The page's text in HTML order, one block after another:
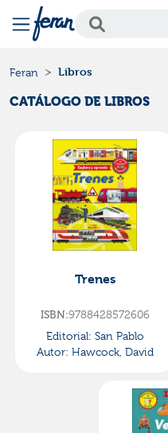
Feran Libros
CATÁLOGO DE LIBROS
Trenes
ISBN:9788428572606
Editorial: San Pablo
Autor: Hawcock, David